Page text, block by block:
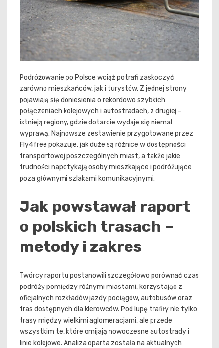
Podróżowanie po Polsce wciąż potrafi zaskoczyć
zarówno mieszkańców, jak i turystów. Z jednej strony
pojawiają się doniesienia o rekordowo szybkich
połączeniach kolejowych i autostradach, z drugiej –
istnieją regiony, gdzie dotarcie wydaje się niemal
wyprawą. Najnowsze zestawienie przygotowane przez
Fly4free pokazuje, jak duże są różnice w dostępności
transportowej poszczególnych miast, a także jakie
trudności napotykają osoby mieszkające i podróżujące
poza głównymi szlakami komunikacyjnymi.
Jak powstawał raport
o polskich trasach –
metody i zakres
Twórcy raportu postanowili szczegółowo porównać czas
podróży pomiędzy różnymi miastami, korzystając z
oficjalnych rozkładów jazdy pociągów, autobusów oraz
tras dostępnych dla kierowców. Pod lupę trafiły nie tylko
trasy między wielkimi aglomeracjami, ale przede
wszystkim te, które omijają nowoczesne autostrady i
linie kolejowe. Analiza oparta została na aktualnych